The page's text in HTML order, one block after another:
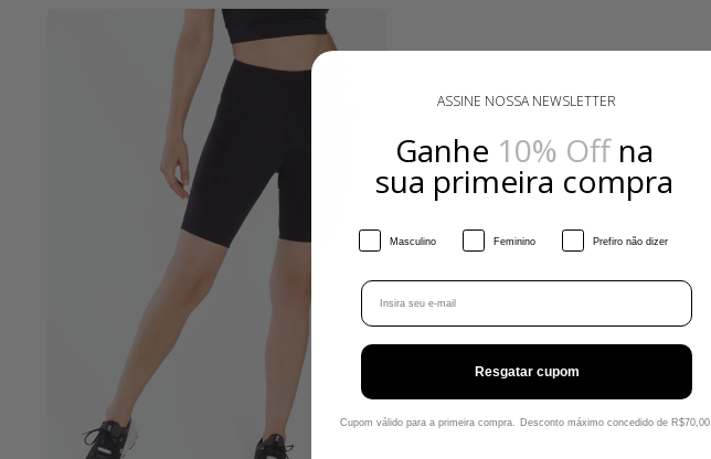
ASSINE NOSSA NEWSLETTER
Ganhe 10% Offna
sua primeira compra
Gênero
Masculino Feminino Prefiro não dizer
Email
Resgatar cupom
Cupom válido para a primeira compra. Desconto máximo concedido de R$70,00.